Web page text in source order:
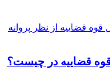
قضاییه در چیست؟